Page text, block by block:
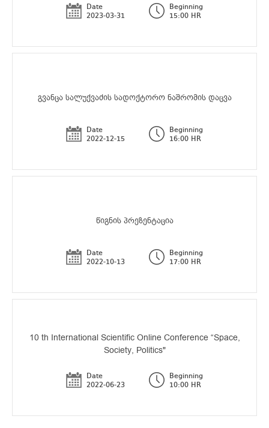
Date
2023-03-31
Beginning
15:00 HR
გვანცა სალუქვაძის სადოქტორო ნაშრომის დაცვა
Date
2022-12-15
Beginning
16:00 HR
წიგნის პრეზენტაცია
Date
2022-10-13
Beginning
17:00 HR
10 th International Scientific Online Conference “Space,
Society, Politics"
Date
2022-06-23
Beginning
10:00 HR